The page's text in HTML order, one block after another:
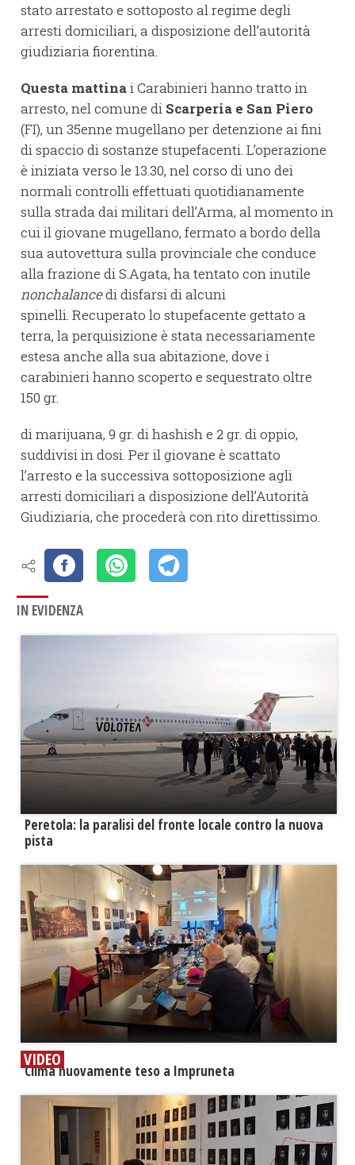
stato arrestato e sottoposto al regime degli
arresti domiciliari, a disposizione dell’autorità
giudiziaria fiorentina.
Questa mattinai Carabinieri hanno tratto in
arresto, nel comune di Scarperia e San Piero
(FI), un 35enne mugellano per detenzione ai fini
di spaccio di sostanze stupefacenti. L’operazione
è iniziata verso le 13.30, nel corso di uno dei
normali controlli effettuati quotidianamente
sulla strada dai militari dell’Arma, al momento in
cui il giovane mugellano, fermato a bordo della
sua autovettura sulla provinciale che conduce
alla frazione di S.Agata, ha tentato con inutile
nonchalancedi disfarsi di alcuni
spinelli. Recuperato lo stupefacente gettato a
terra, la perquisizione è stata necessariamente
estesa anche alla sua abitazione, dove i
carabinieri hanno scoperto e sequestrato oltre
150 gr.
di marijuana, 9 gr. di hashish e 2 gr. di oppio,
suddivisi in dosi. Per il giovane è scattato
l’arresto e la successiva sottoposizione agli
arresti domiciliari a disposizione dell’Autorità
Giudiziaria, che procederà con rito direttissimo.
IN EVIDENZA
Peretola: la paralisi del fronte locale contro la nuova
pista
VIDEO
​Clima nuovamente teso a Impruneta